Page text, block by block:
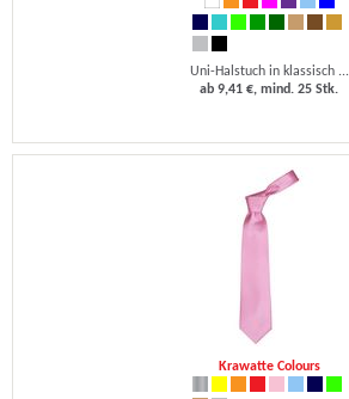
Uni-Halstuch in klassisch ...
ab 9,41 €, mind. 25 Stk.
Krawatte Colours